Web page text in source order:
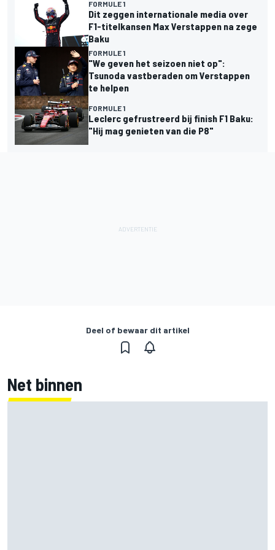
FORMULE 1
Dit zeggen internationale media over
F1-titelkansen Max Verstappen na zege
Baku
FORMULE 1
"We geven het seizoen niet op":
Tsunoda vastberaden om Verstappen
te helpen
FORMULE 1
Leclerc gefrustreerd bij finish F1 Baku:
"Hij mag genieten van die P8"
Deel of bewaar dit artikel
Net binnen